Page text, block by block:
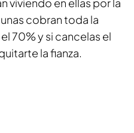
cobran toda la
70% y si cancelas el
la fianza.